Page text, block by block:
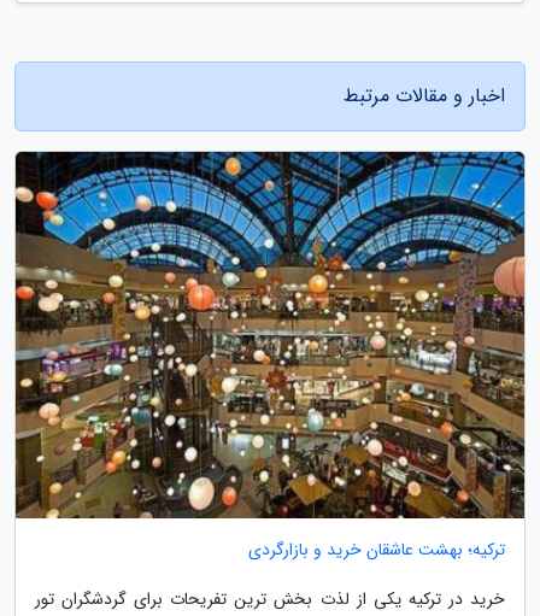
اخبار و مقالات مرتبط
ترکیه؛ بهشت عاشقان خرید و بازارگردی
خرید در ترکیه یکی از لذت بخش ترین تفریحات برای گردشگران تور